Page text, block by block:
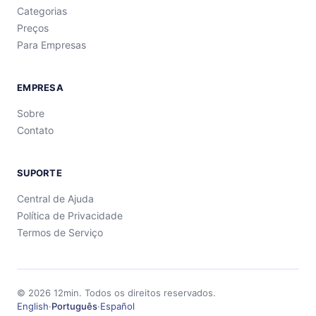
Categorias
Preços
Para Empresas
EMPRESA
Sobre
Contato
SUPORTE
Central de Ajuda
Política de Privacidade
Termos de Serviço
© 2026 12min. Todos os direitos reservados.
English·Português·Español